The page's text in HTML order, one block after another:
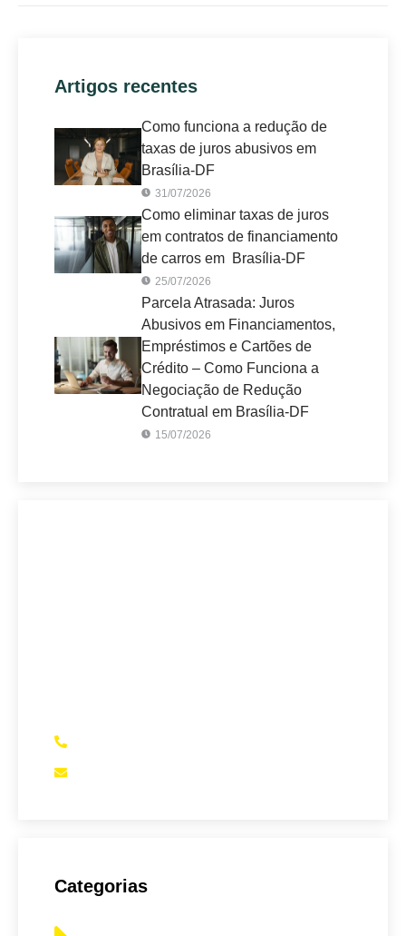
Artigos recentes
Como funciona a redução de
taxas de juros abusivos em
Brasília-DF
31/07/2026
Como eliminar taxas de juros
em contratos de financiamento
de carros em Brasília-DF
25/07/2026
Parcela Atrasada: Juros
Abusivos em Financiamentos,
Empréstimos e Cartões de
Crédito – Como Funciona a
Negociação de Redução
Contratual em Brasília-DF
15/07/2026
Categorias